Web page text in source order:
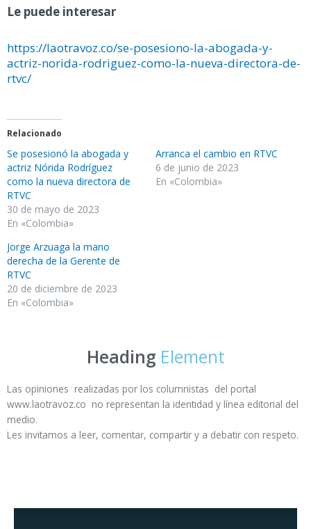
Le puede interesar
https://laotravoz.co/se-posesiono-la-abogada-y-
actriz-norida-rodriguez-como-la-nueva-directora-de-
rtvc/
Relacionado
Se posesionó la abogada y
actriz Nórida Rodríguez
como la nueva directora de
RTVC
30 de mayo de 2023
En «Colombia»
Arranca el cambio en RTVC
6 de junio de 2023
En «Colombia»
Jorge Arzuaga la mano
derecha de la Gerente de
RTVC
20 de diciembre de 2023
En «Colombia»
Heading Element
Las opiniones realizadas por los columnistas del portal
www.laotravoz.co no representan la identidad y línea editorial del
medio.
Les invitamos a leer, comentar, compartir y a debatir con respeto.